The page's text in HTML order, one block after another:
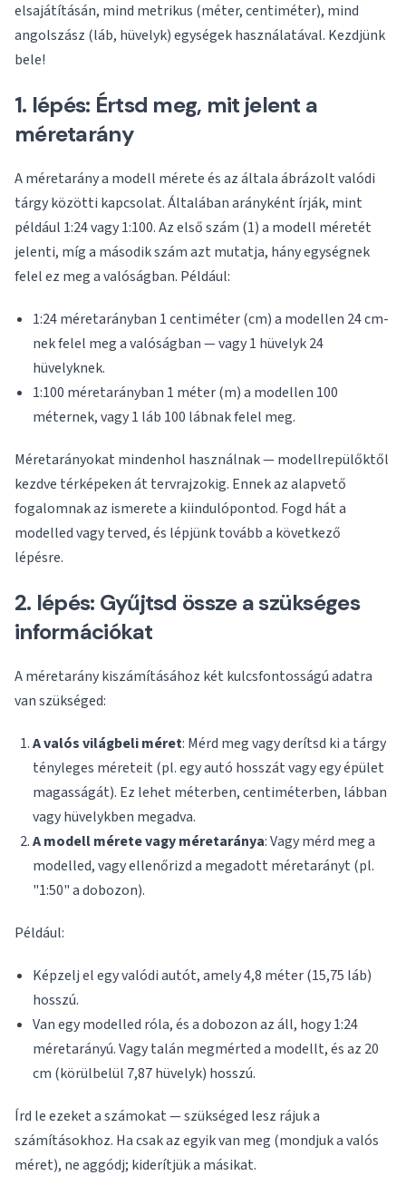
elsajátításán, mind metrikus (méter, centiméter), mind
angolszász (láb, hüvelyk) egységek használatával. Kezdjünk
bele!
1. lépés: Értsd meg, mit jelent a
méretarány
A méretarány a modell mérete és az általa ábrázolt valódi
tárgy közötti kapcsolat. Általában arányként írják, mint
például 1:24 vagy 1:100. Az első szám (1) a modell méretét
jelenti, míg a második szám azt mutatja, hány egységnek
felel ez meg a valóságban. Például:
1:24 méretarányban 1 centiméter (cm) a modellen 24 cm-
nek felel meg a valóságban — vagy 1 hüvelyk 24
hüvelyknek.
1:100 méretarányban 1 méter (m) a modellen 100
méternek, vagy 1 láb 100 lábnak felel meg.
Méretarányokat mindenhol használnak — modellrepülőktől
kezdve térképeken át tervrajzokig. Ennek az alapvető
fogalomnak az ismerete a kiindulópontod. Fogd hát a
modelled vagy terved, és lépjünk tovább a következő
lépésre.
2. lépés: Gyűjtsd össze a szükséges
információkat
A méretarány kiszámításához két kulcsfontosságú adatra
van szükséged:
A valós világbeli méret: Mérd meg vagy derítsd ki a tárgy
tényleges méreteit (pl. egy autó hosszát vagy egy épület
magasságát). Ez lehet méterben, centiméterben, lábban
vagy hüvelykben megadva.
A modell mérete vagy méretaránya: Vagy mérd meg a
modelled, vagy ellenőrizd a megadott méretarányt (pl.
"1:50" a dobozon).
Például:
Képzelj el egy valódi autót, amely 4,8 méter (15,75 láb)
hosszú.
Van egy modelled róla, és a dobozon az áll, hogy 1:24
méretarányú. Vagy talán megmérted a modellt, és az 20
cm (körülbelül 7,87 hüvelyk) hosszú.
Írd le ezeket a számokat — szükséged lesz rájuk a
számításokhoz. Ha csak az egyik van meg (mondjuk a valós
méret), ne aggódj; kiderítjük a másikat.